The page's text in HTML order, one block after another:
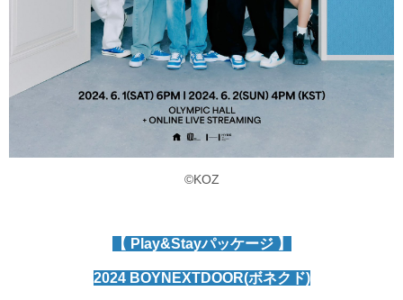
©KOZ
【 Play&Stayパッケージ 】
2024 BOYNEXTDOOR(ボネクド)